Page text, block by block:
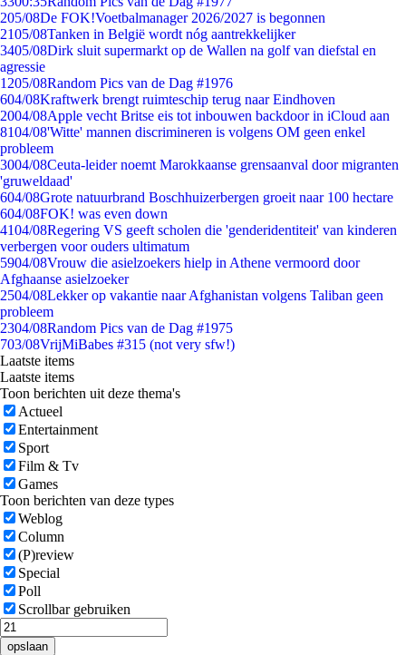
205/08De FOK!Voetbalmanager 2026/2027 is begonnen
2105/08Tanken in België wordt nóg aantrekkelijker
3405/08Dirk sluit supermarkt op de Wallen na golf van diefstal en
agressie
1205/08Random Pics van de Dag #1976
604/08Kraftwerk brengt ruimteschip terug naar Eindhoven
2004/08Apple vecht Britse eis tot inbouwen backdoor in iCloud aan
8104/08'Witte' mannen discrimineren is volgens OM geen enkel
probleem
3004/08Ceuta-leider noemt Marokkaanse grensaanval door migranten
'gruweldaad'
604/08Grote natuurbrand Boschhuizerbergen groeit naar 100 hectare
604/08FOK! was even down
4104/08Regering VS geeft scholen die 'genderidentiteit' van kinderen
verbergen voor ouders ultimatum
5904/08Vrouw die asielzoekers hielp in Athene vermoord door
Afghaanse asielzoeker
2504/08Lekker op vakantie naar Afghanistan volgens Taliban geen
probleem
2304/08Random Pics van de Dag #1975
703/08VrijMiBabes #315 (not very sfw!)
Laatste items
Laatste items
Toon berichten uit deze thema's
Actueel
Entertainment
Sport
Film & Tv
Games
Toon berichten van deze types
Weblog
Column
(P)review
Special
Poll
Scrollbar gebruiken
opslaan